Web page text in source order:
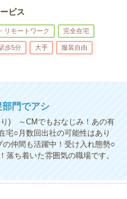
ビス
リモートワーク 完全在宅
歩5分 大手 服装自由
部門でアシ
り) ～CMでもおなじみ！あの有
宅○月数回出社の可能性はあり
仲間も活躍中！受け入れ態勢○
ち着いた雰囲気の職場です。